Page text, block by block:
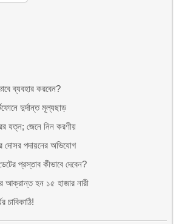
ব্যবহার করবেন?
দুর্দান্ত মূল্যছাড়
যত্ন; জেনে নিন করণীয়
দোসর পদায়নের অভিযোগ
প্রস্তাব কীভাবে দেবেন?
আক্রান্ত হন ১৫ হাজার নারী
চাবিকাঠি!